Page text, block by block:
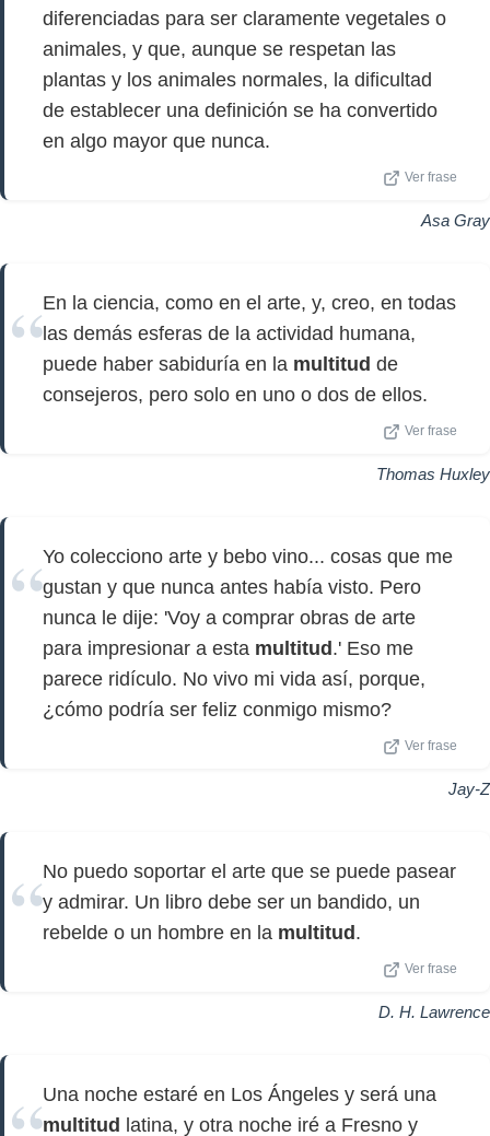
diferenciadas para ser claramente vegetales o
animales, y que, aunque se respetan las
plantas y los animales normales, la dificultad
de establecer una definición se ha convertido
en algo mayor que nunca.
Ver frase
Asa Gray
En la ciencia, como en el arte, y, creo, en todas
las demás esferas de la actividad humana,
puede haber sabiduría en la multitud de
consejeros, pero solo en uno o dos de ellos.
Ver frase
Thomas Huxley
Yo colecciono arte y bebo vino... cosas que me
gustan y que nunca antes había visto. Pero
nunca le dije: 'Voy a comprar obras de arte
para impresionar a esta multitud .' Eso me
parece ridículo. No vivo mi vida así, porque,
¿cómo podría ser feliz conmigo mismo?
Ver frase
Jay-Z
No puedo soportar el arte que se puede pasear
y admirar. Un libro debe ser un bandido, un
rebelde o un hombre en la multitud .
Ver frase
D. H. Lawrence
Una noche estaré en Los Ángeles y será una
multitud latina, y otra noche iré a Fresno y